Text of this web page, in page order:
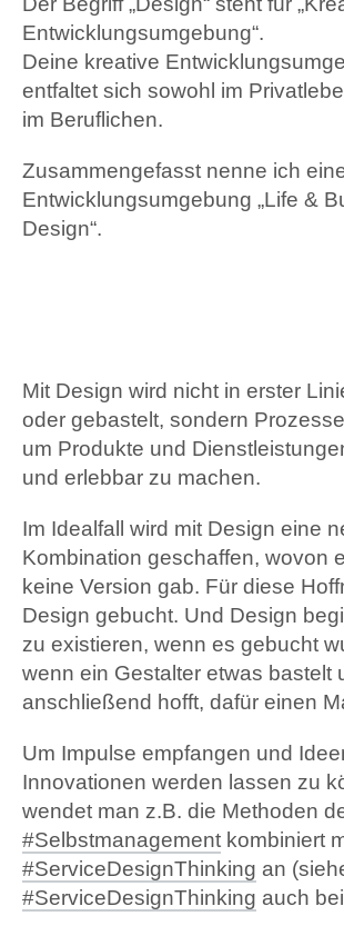
Entwicklungsumgebung“.
Deine kreative
entfaltet sich sowohl im
im Beruflichen.
Zusammengefasst nenne ich
Entwicklungsumgebung „Life &
Design“.
Mit Design wird nicht in erster
oder gebastelt, sondern
um Produkte und
und erlebbar zu machen.
Im Idealfall wird mit Design eine
Kombination geschaffen, wovon
keine Version gab. Für diese
Design gebucht. Und Design
zu existieren, wenn es gebucht
wenn ein Gestalter etwas bastelt
anschließend hofft, dafür einen
Um Impulse empfangen und
Innovationen werden lassen zu
wendet man z.B. die Methoden
#Selbstmanagement kombiniert
#ServiceDesignThinking an
#ServiceDesignThinking auch